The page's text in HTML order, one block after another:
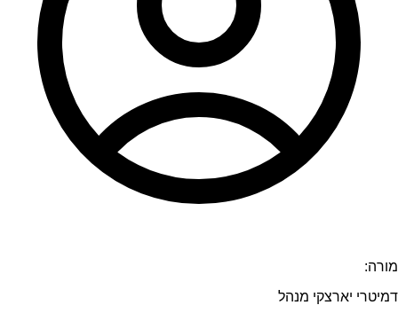
מורה:
דמיטרי יארצקי מנהל